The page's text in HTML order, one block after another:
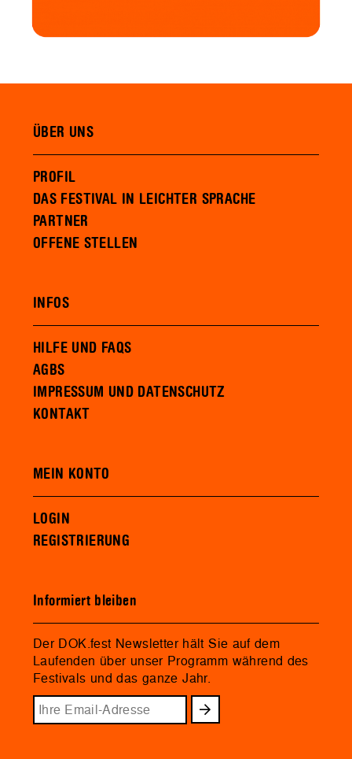
ÜBER UNS
PROFIL
DAS FESTIVAL IN LEICHTER SPRACHE
PARTNER
OFFENE STELLEN
INFOS
HILFE UND FAQS
AGBS
IMPRESSUM UND DATENSCHUTZ
KONTAKT
MEIN KONTO
LOGIN
REGISTRIERUNG
Informiert bleiben
Der DOK.fest Newsletter hält Sie auf dem
Laufenden über unser Programm während des
Festivals und das ganze Jahr.